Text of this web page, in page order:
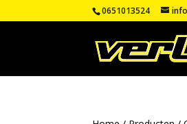
0651013524